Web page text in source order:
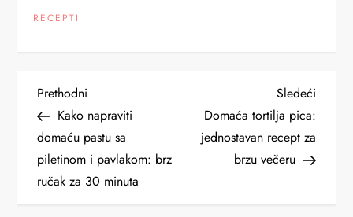
RECEPTI
K
r
e
Previous
Post
Prethodni
Kako napraviti
domaću pastu sa
piletinom i pavlakom: brz
ručak za 30 minuta
Next
Post
Sledeći
Domaća tortilja pica:
jednostavan recept za
brzu večeru